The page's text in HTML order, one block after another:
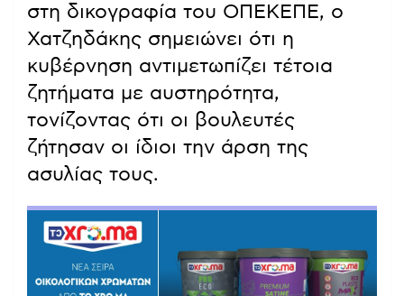
στη δικογραφία του ΟΠΕΚΕΠΕ, ο
Χατζηδάκης σημειώνει ότι η
κυβέρνηση αντιμετωπίζει τέτοια
ζητήματα με αυστηρότητα,
τονίζοντας ότι οι βουλευτές
ζήτησαν οι ίδιοι την άρση της
ασυλίας τους.